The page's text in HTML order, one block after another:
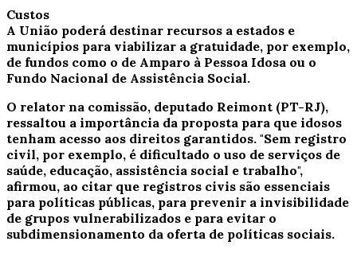
Custos
A União poderá destinar recursos a estados e
municípios para viabilizar a gratuidade, por exemplo,
de fundos como o de Amparo à Pessoa Idosa ou o
Fundo Nacional de Assistência Social.
O relator na comissão, deputado Reimont (PT-RJ),
ressaltou a importância da proposta para que idosos
tenham acesso aos direitos garantidos. "Sem registro
civil, por exemplo, é dificultado o uso de serviços de
saúde, educação, assistência social e trabalho",
afirmou, ao citar que registros civis são essenciais
para políticas públicas, para prevenir a invisibilidade
de grupos vulnerabilizados e para evitar o
subdimensionamento da oferta de políticas sociais.